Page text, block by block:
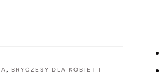
, BRYCZESY DLA KOBIET I